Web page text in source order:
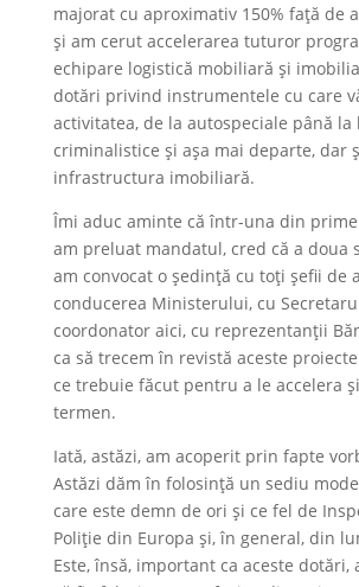
majorat cu aproximativ 150% față de
și am cerut accelerarea tuturor
echipare logistică mobiliară și
dotări privind instrumentele cu care
activitatea, de la autospeciale până la
criminalistice și așa mai departe, dar
infrastructura imobiliară.
Îmi aduc aminte că într-una din
am preluat mandatul, cred că a doua
am convocat o ședință cu toți șefii de
conducerea Ministerului, cu
coordonator aici, cu reprezentanții
ca să trecem în revistă aceste
ce trebuie făcut pentru a le accelera
termen.
Iată, astăzi, am acoperit prin fapte
Astăzi dăm în folosință un sediu
care este demn de ori și ce fel de
Poliție din Europa și, în general, din
Este, însă, important ca aceste dotări,